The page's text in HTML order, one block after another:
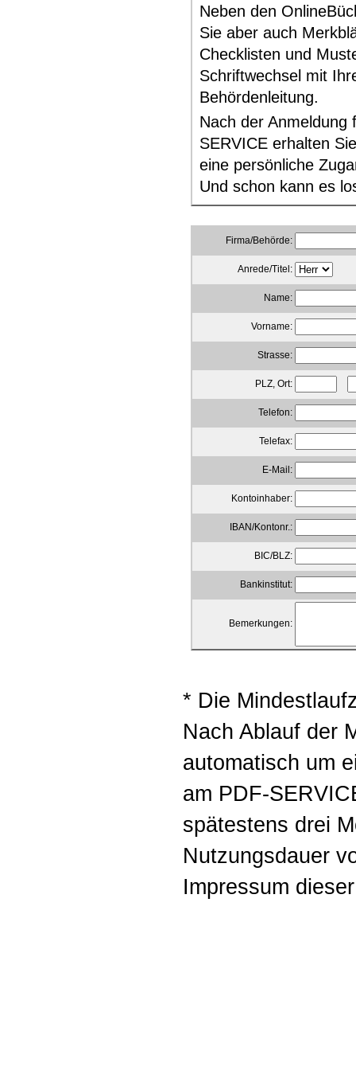
Neben den
Sie aber auch
Checklisten und
Schriftwechsel mit
Behördenleitung.
Nach der Anmeldung
SERVICE erhalten
eine persönliche
Und schon kann es
Firma/Behörde:
Anrede/Titel:
Name:
Vorname:
Strasse:
PLZ, Ort:
Telefon:
Telefax:
E-Mail:
Kontoinhaber:
IBAN/Kontonr.:
BIC/BLZ:
Bankinstitut:
Bemerkungen:
* Die
Nach Ablauf der
automatisch um
am PDF-
spätestens drei
Nutzungsdauer
Impressum